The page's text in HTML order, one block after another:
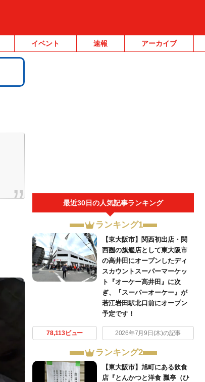
イベント 速報 アーカイブ
最近30日の人気記事ランキング
ランキング1
【東大阪市】関西初出店・関
西圏の旗艦店として東大阪市
の高井田にオープンしたディ
スカウントスーパーマーケッ
ト『オーケー高井田』に次
ぎ、『スーパーオーケー』が
若江岩田駅北口前にオープン
予定です！
78,113ビュー 2026年7月9日(木)の記事
ランキング2
【東大阪市】旭町にある飲食
店『とんかつと洋食 瓢亭（ひ